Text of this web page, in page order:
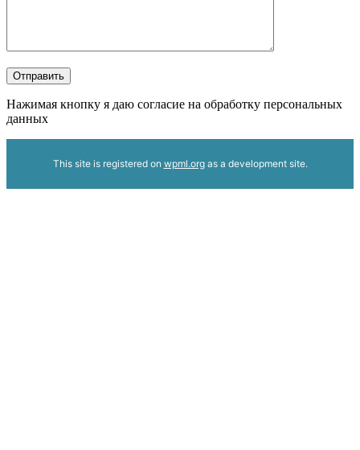
Отправить
Нажимая кнопку я даю согласие на обработку персональных
данных
This site is registered on wpml.orgas a development site.